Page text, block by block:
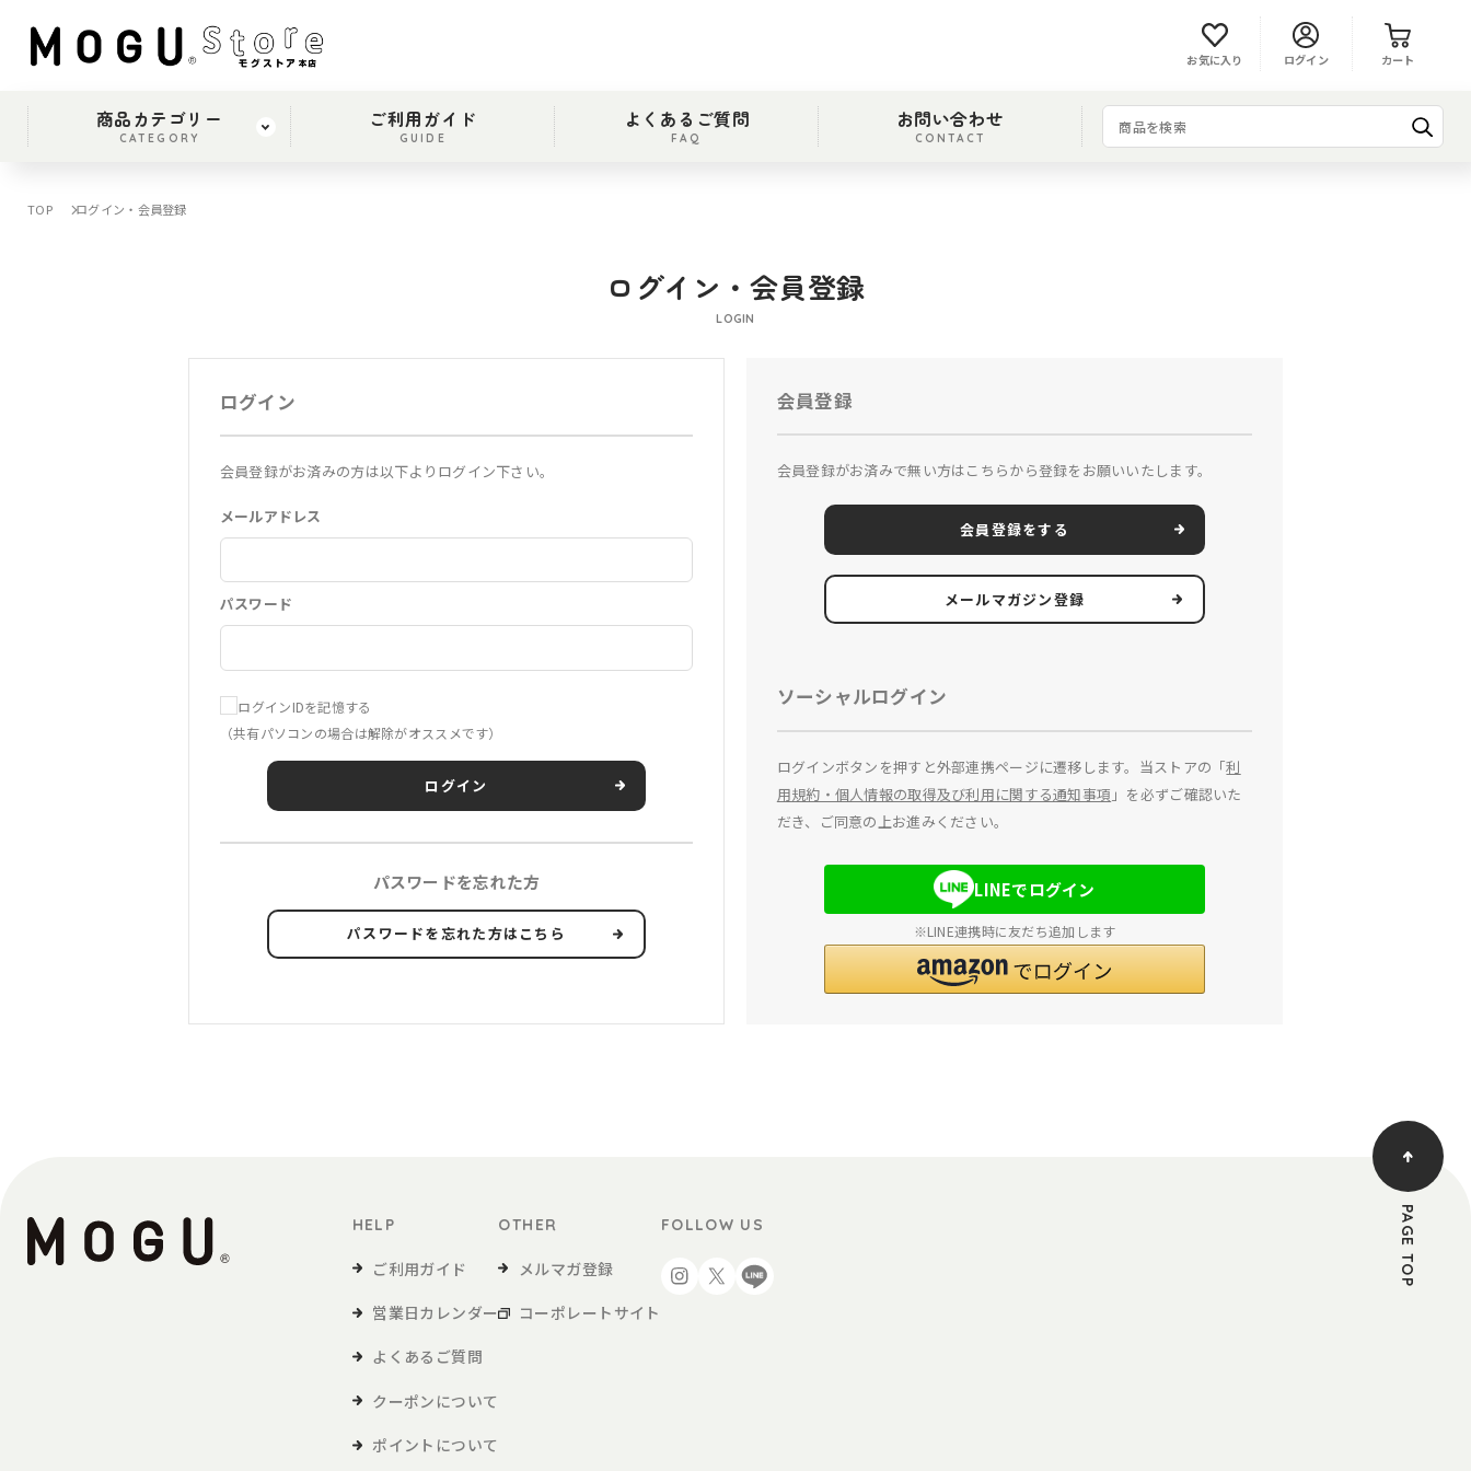
ログイン
お気に入り カート
商品カテゴリー
CATEGORY
ご利用ガイド
GUIDE
よくあるご質問
FAQ
お問い合わせ
CONTACT
TOP ログイン・会員登録
ログイン・会員登録
LOGIN
ログイン
会員登録がお済みの方は以下よりログイン下さい。
メールアドレス
パスワード
ログインIDを記憶する
（共有パソコンの場合は解除がオススメです）
ログイン
パスワードを忘れた方
パスワードを忘れた方はこちら
会員登録
会員登録がお済みで無い方はこちらから登録をお願いいたします。
会員登録をする
メールマガジン登録
ソーシャルログイン
ログインボタンを押すと外部連携ページに遷移します。当ストアの「利
用規約・個人情報の取得及び利用に関する通知事項 」を必ずご確認いた
だき、ご同意の上お進みください。
LINEでログイン
※LINE連携時に友だち追加します
HELP
ご利用ガイド
営業日カレンダー
よくあるご質問
クーポンについて
ポイントについて
OTHER
メルマガ登録
コーポレートサイト
FOLLOW US PAGE TOP